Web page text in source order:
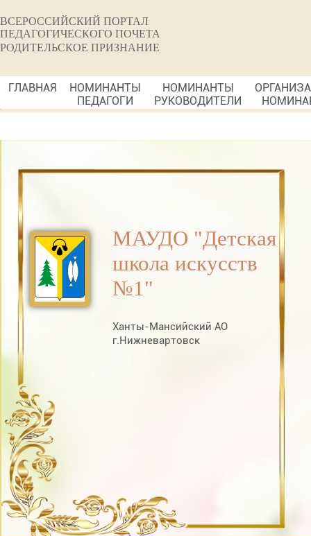
ВСЕРОССИЙСКИЙ ПОРТАЛ
ПЕДАГОГИЧЕСКОГО ПОЧЕТА
РОДИТЕЛЬСКОЕ ПРИЗНАНИЕ
ГЛАВНАЯ
НОМИНАНТЫ
ПЕДАГОГИ
НОМИНАНТЫ
РУКОВОДИТЕЛИ
МАУДО "Детская
школа искусств
№1"
Ханты-Мансийский АО
г.Нижневартовск